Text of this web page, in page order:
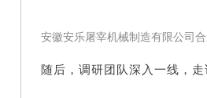
安徽安乐屠宰机械制造有限公司
随后，调研团队深入一线，